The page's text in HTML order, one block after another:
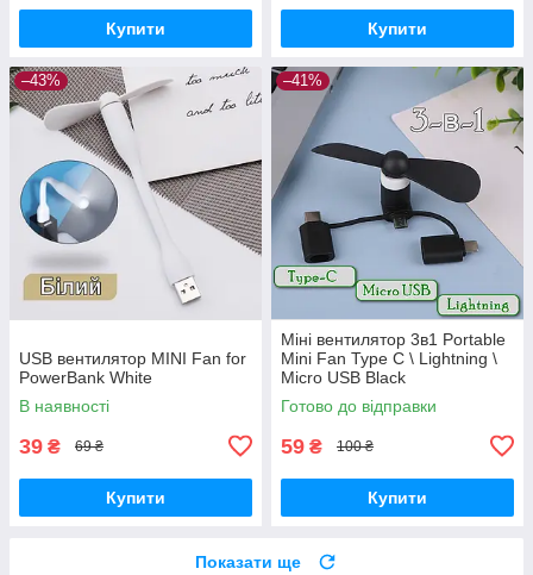
Купити Купити
–43%
USB вентилятор MINI Fan for
PowerBank White
В наявності
39 ₴ 69 ₴
Купити
–41%
Міні вентилятор 3в1 Portable
Mini Fan Type C \ Lightning \
Micro USB Black
Готово до відправки
59 ₴ 100 ₴
Купити
Показати ще